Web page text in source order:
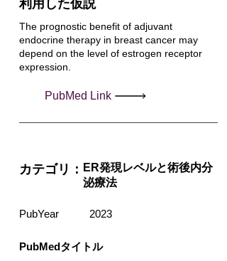
利用した仮説
The prognostic benefit of adjuvant
endocrine therapy in breast cancer may
depend on the level of estrogen receptor
expression.
PubMed Link
カテゴリ： ER発現レベルと術後内分
泌療法
PubYear 2023
PubMedタイトル